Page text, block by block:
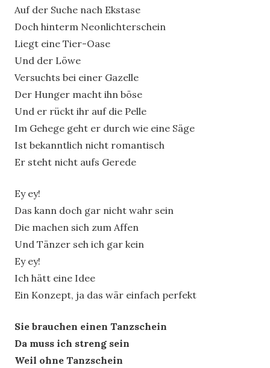
Auf der Suche nach Ekstase
Doch hinterm Neonlichterschein
Liegt eine Tier-Oase
Und der Löwe
Versuchts bei einer Gazelle
Der Hunger macht ihn böse
Und er rückt ihr auf die Pelle
Im Gehege geht er durch wie eine Säge
Ist bekanntlich nicht romantisch
Er steht nicht aufs Gerede
Ey ey!
Das kann doch gar nicht wahr sein
Die machen sich zum Affen
Und Tänzer seh ich gar kein
Ey ey!
Ich hätt eine Idee
Ein Konzept, ja das wär einfach perfekt
Sie brauchen einen Tanzschein
Da muss ich streng sein
Weil ohne Tanzschein